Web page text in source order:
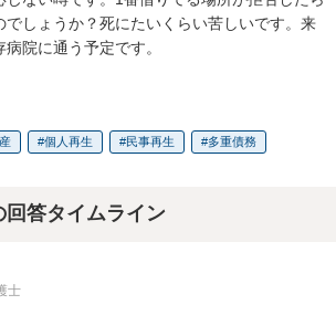
でしょうか？死にたいくらい苦しいです。来
院に通う予定です。
個人再生 民事再生 多重債務
回答タイムライン
士